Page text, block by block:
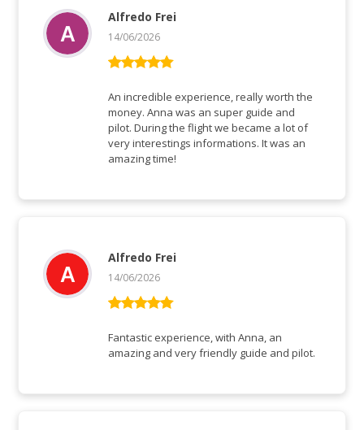
of 5
Alfredo Frei
14/06/2026
An incredible experience, really worth the
money. Anna was an super guide and
pilot. During the flight we became a lot of
very interestings informations. It was an
amazing time!
of 5
Alfredo Frei
14/06/2026
Fantastic experience, with Anna, an
amazing and very friendly guide and pilot.